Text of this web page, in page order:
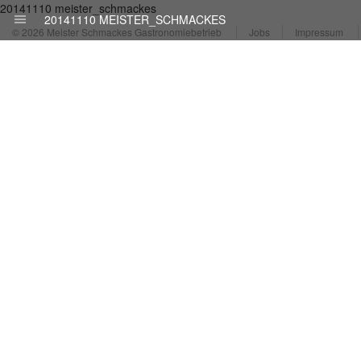
20141110 MEISTER_SCHMACKES
20141110 meister_schmackes
© 2026 Meister Schmackes Gastronomiebetrieb Jobs Impressum